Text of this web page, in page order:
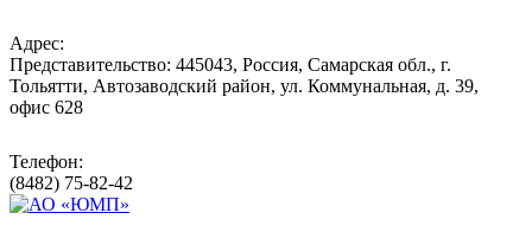
Адрес:
Представительство: 445043, Россия, Самарская обл., г.
Тольятти, Автозаводский район, ул. Коммунальная, д. 39,
офис 628
Телефон:
(8482) 75-82-42